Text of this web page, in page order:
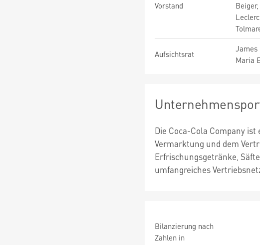
Vorstand
Aufsichtsrat
James
Maria
Die Coca-Cola Company
Vermarktung und dem
Erfrischungsgetränke,
umfangreiches
Bilanzierung nach
Zahlen in